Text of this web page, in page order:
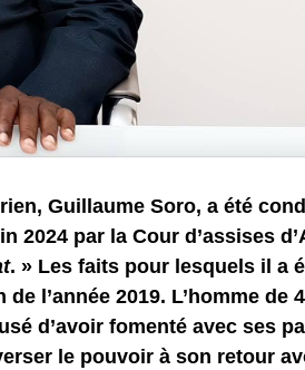
Guillaume Soro, a été
2024 par la Cour d’assises
. » Les faits pour lesquels il a
l’année 2019. L’homme de
d’avoir fomenté avec ses
le pouvoir à son retour